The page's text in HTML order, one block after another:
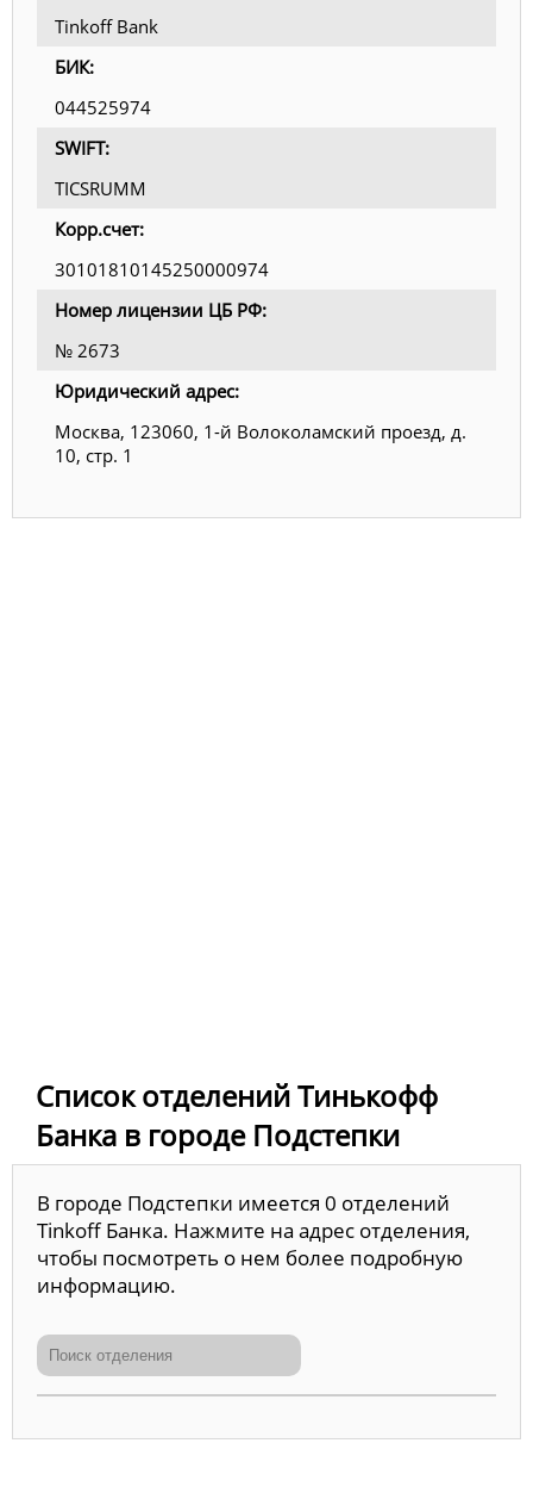
Tinkoff Bank
БИК:
044525974
SWIFT:
TICSRUMM
Корр.счет:
30101810145250000974
Номер лицензии ЦБ РФ:
№ 2673
Юридический адрес:
Москва, 123060, 1-й Волоколамский проезд, д.
10, стр. 1
Список отделений Тинькофф
Банка в городе Подстепки
В городе Подстепки имеется 0 отделений
Tinkoff Банка. Нажмите на адрес отделения,
чтобы посмотреть о нем более подробную
информацию.